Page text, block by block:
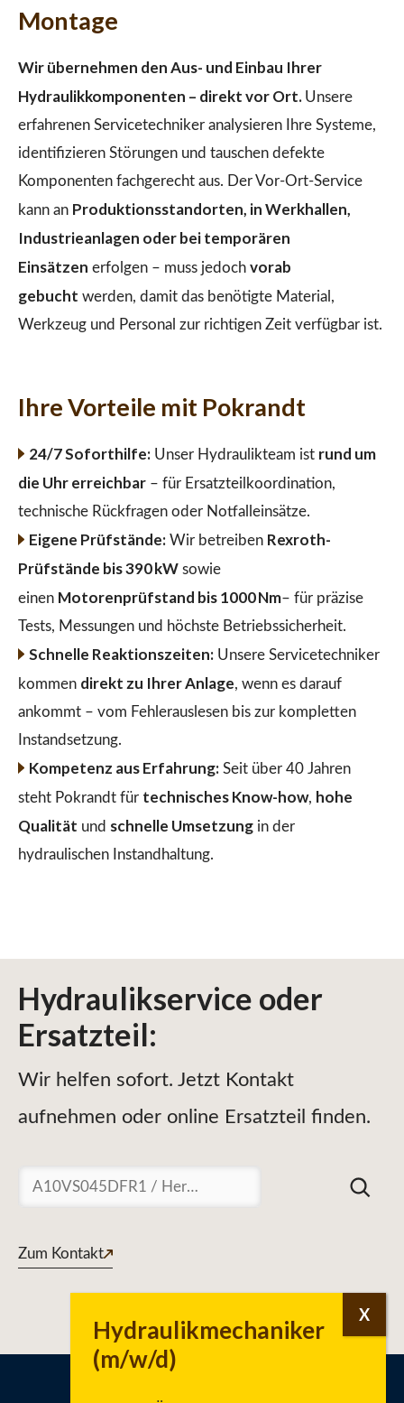
Montage
Wir übernehmen den Aus- und Einbau Ihrer
Hydraulikkomponenten – direkt vor Ort. Unsere
erfahrenen Servicetechniker analysieren Ihre Systeme,
identifizieren Störungen und tauschen defekte
Komponenten fachgerecht aus. Der Vor-Ort-Service
kann an Produktionsstandorten, in Werkhallen,
Industrieanlagen oder bei temporären
Einsätzen erfolgen – muss jedoch vorab
gebucht werden, damit das benötigte Material,
Werkzeug und Personal zur richtigen Zeit verfügbar ist.
Ihre Vorteile mit Pokrandt
24/7 Soforthilfe:Unser Hydraulikteam ist rund um
die Uhr erreichbar – für Ersatzteilkoordination,
technische Rückfragen oder Notfalleinsätze.
Eigene Prüfstände:Wir betreiben Rexroth-
Prüfstände bis 390 kW sowie
einen Motorenprüfstand bis 1000 Nm– für präzise
Tests, Messungen und höchste Betriebssicherheit.
Schnelle Reaktionszeiten:Unsere Servicetechniker
kommen direkt zu Ihrer Anlage, wenn es darauf
ankommt – vom Fehlerauslesen bis zur kompletten
Instandsetzung.
Kompetenz aus Erfahrung:Seit über 40 Jahren
steht Pokrandt für technisches Know-how, hohe
Qualität und schnelle Umsetzung in der
hydraulischen Instandhaltung.
Hydraulikservice oder
Ersatzteil:
Wir helfen sofort. Jetzt Kontakt
aufnehmen oder online Ersatzteil finden.
Suchen
Zum Kontakt